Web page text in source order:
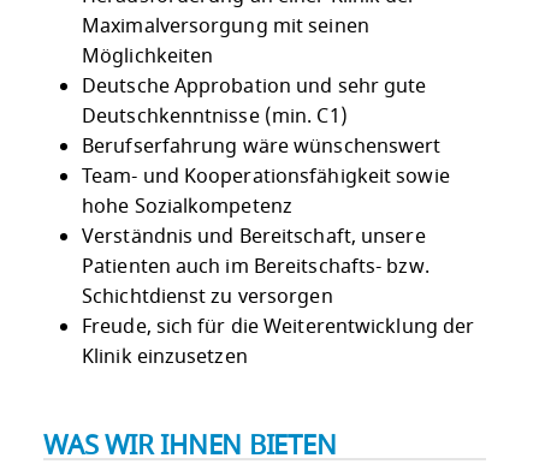
Maximalversorgung mit seinen
Möglichkeiten
Deutsche Approbation und sehr gute
Deutschkenntnisse (min. C1)
Berufserfahrung wäre wünschenswert
Team- und Kooperationsfähigkeit sowie
hohe Sozialkompetenz
Verständnis und Bereitschaft, unsere
Patienten auch im Bereitschafts- bzw.
Schichtdienst zu versorgen
Freude, sich für die Weiterentwicklung der
Klinik einzusetzen
WAS WIR IHNEN BIETEN